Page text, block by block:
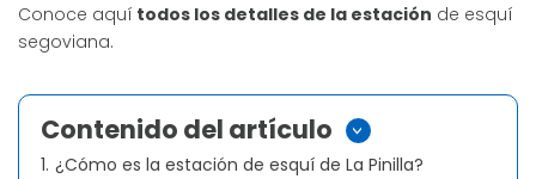
Conoce aquí todos los detalles de la estación de esquí
segoviana.
Contenido del artículo >
1. ¿Cómo es la estación de esquí de La Pinilla?